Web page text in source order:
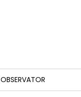
OBSERVATOR